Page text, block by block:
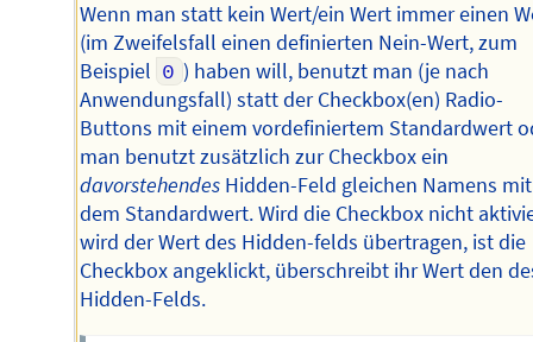
Wenn man statt kein Wert/ein Wert immer einen
(im Zweifelsfall einen definierten Nein-Wert, zum
Beispiel 0 ) haben will, benutzt man (je nach
Anwendungsfall) statt der Checkbox(en) Radio-
Buttons mit einem vordefiniertem Standardwert
man benutzt zusätzlich zur Checkbox ein
davorstehendes Hidden-Feld gleichen Namens mit
dem Standardwert. Wird die Checkbox nicht
wird der Wert des Hidden-felds übertragen, ist die
Checkbox angeklickt, überschreibt ihr Wert den
Hidden-Felds.